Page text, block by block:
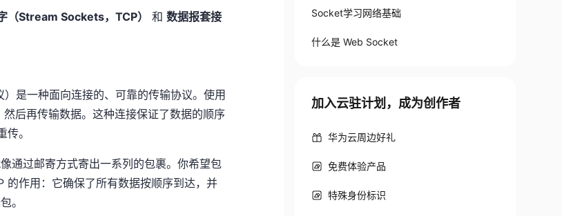
（Stream Sockets，TCP） 和数据报套接
是一种面向连接的、可靠的传输协议。使用
后再传输数据。这种连接保证了数据的顺序
。
通过邮寄方式寄出一系列的包裹。你希望包
作用：它确保了所有数据按顺序到达，并
。
Socket学习网络基础
什么是 Web Socket
加入云驻计划，成为创作者
华为云周边好礼
免费体验产品
特殊身份标识